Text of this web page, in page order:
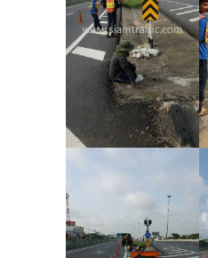
203 203 Soi
Bangpongpang, Yannawa,
: Mon - Sat 08.30 AM -
Thailand's Leading Manufacturer
Thermoplastic Road Marking
Signs, Traffic Signs, Traffic Barrier
Solutions.